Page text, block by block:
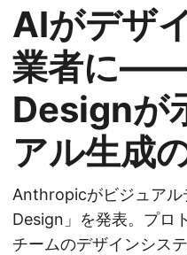
AIがデザ
業者に
Designが
アル生成
Anthropicがビジュアル
Design」を発表。プロ
チームのデザインシス